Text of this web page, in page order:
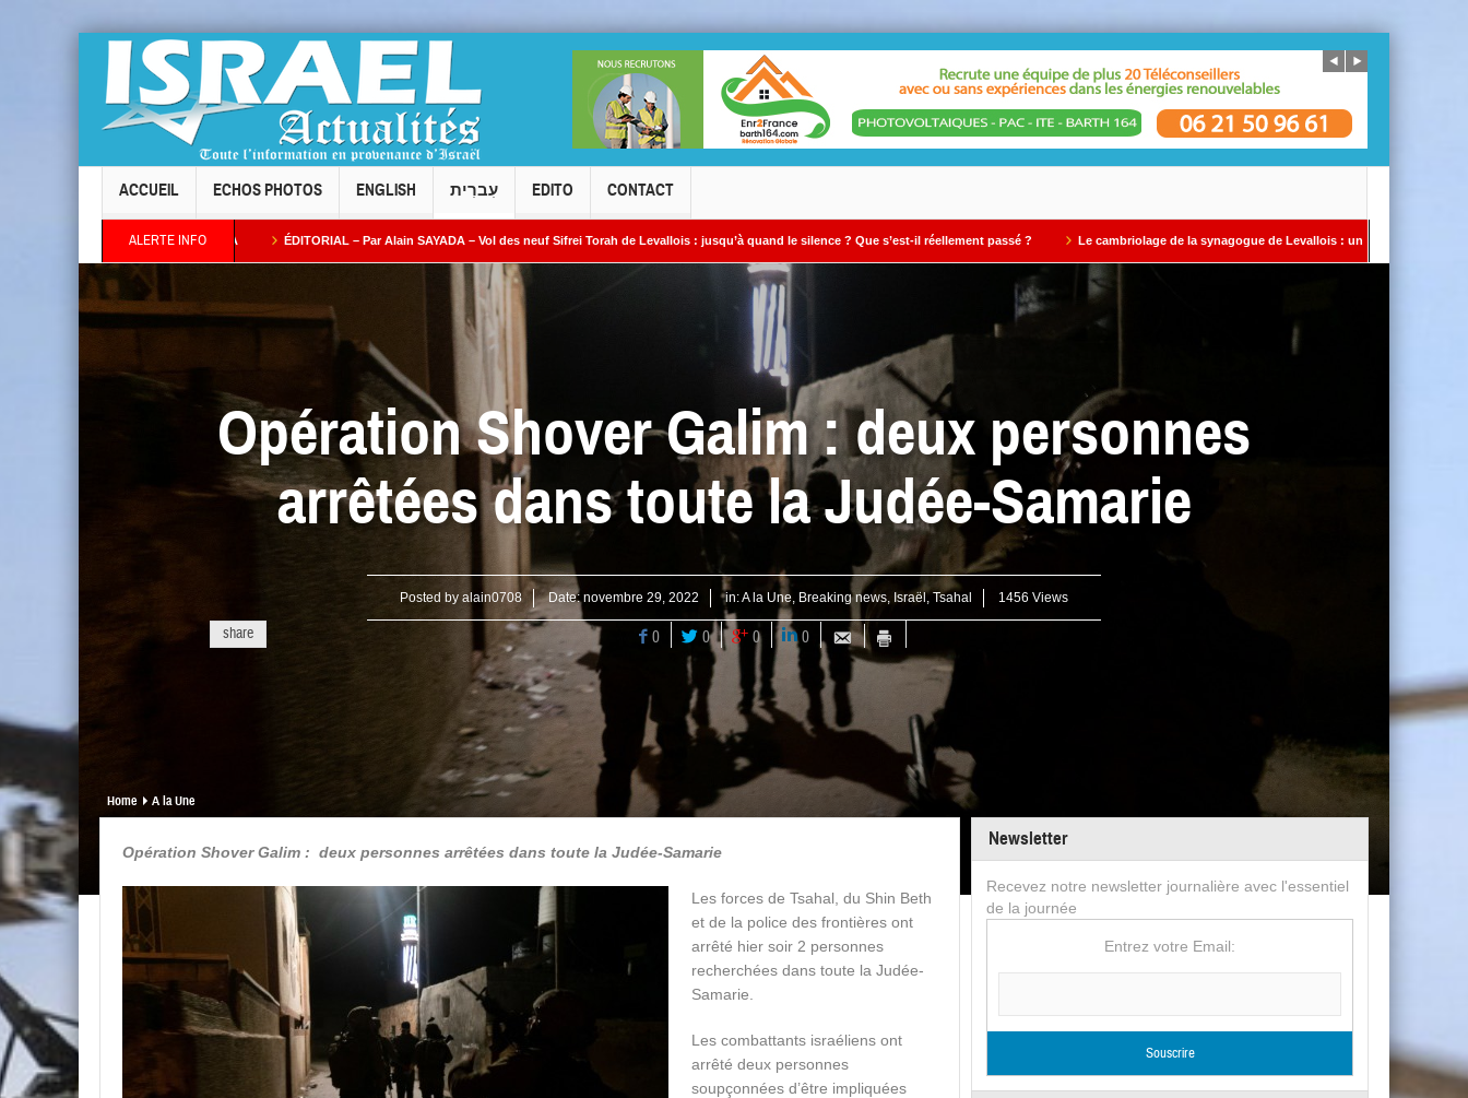
ACCUEIL ECHOS PHOTOS ENGLISH עִברִית EDITO CONTACT
ALERTE INFO
Taïeb par Alain AZRIA ÉDITORIAL – Par Alain SAYADA – Vol des neuf Sifrei Torah de Levallois : jusqu’à quand le silence ? Que s’est-il réellement passé ? Le cambriolage de la synagogue de Levallois : un avertissement qui ne doit pas
plus ses intentions : combien de temps l’Occident continuera-t-il à fermer les yeux ? »
Opération Shover Galim : deux personnes
arrêtées dans toute la Judée-Samarie
Posted by alain0708 Date:novembre 29, 2022 in:A la Une, Breaking news, Israël, Tsahal 1456 Views
share 0 0 0 0
Home A la Une
Opération Shover Galim : deux personnes arrêtées dans toute la Judée-Samarie
Les forces de Tsahal, du Shin Beth
et de la police des frontières ont
arrêté hier soir 2 personnes
recherchées dans toute la Judée-
Samarie.
Les combattants israéliens ont
arrêté deux personnes
soupçonnées d’être impliquées
Newsletter
Recevez notre newsletter journalière avec l'essentiel
de la journée
Entrez votre Email: